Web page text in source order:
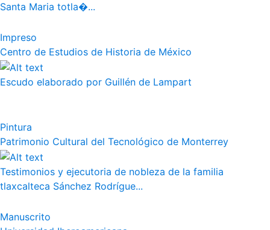
Santa Maria totla�...
Impreso
Centro de Estudios de Historia de México
Escudo elaborado por Guillén de Lampart
Pintura
Patrimonio Cultural del Tecnológico de Monterrey
Testimonios y ejecutoria de nobleza de la familia
tlaxcalteca Sánchez Rodrígue...
Manuscrito